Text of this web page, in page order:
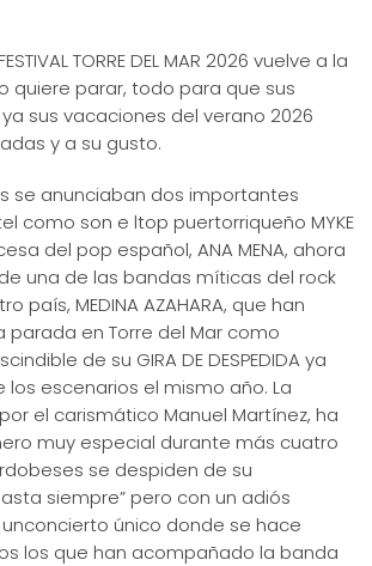
TORRE DEL MAR 2026 vuelve a la
quiere parar, todo para que sus
sus vacaciones del verano 2026
y a su gusto.
se anunciaban dos importantes
como son e ltop puertorriqueño MYKE
del pop español, ANA MENA, ahora
una de las bandas míticas del rock
país, MEDINA AZAHARA, que han
parada en Torre del Mar como
de su GIRA DE DESPEDIDA ya
los escenarios el mismo año. La
el carismático Manuel Martínez, ha
muy especial durante más cuatro
se despiden de su
siempre” pero con un adiós
único donde se hace
los que han acompañado la banda